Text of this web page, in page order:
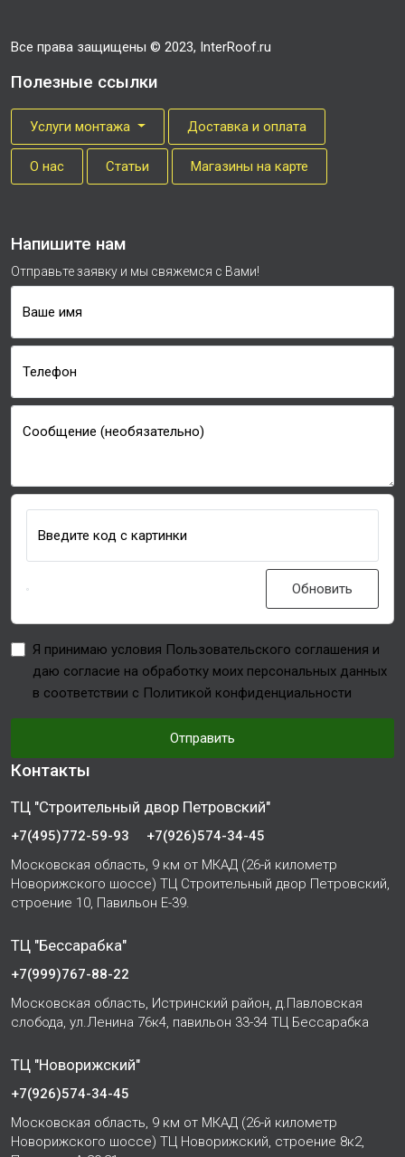
Все права защищены © 2023, InterRoof.ru
Полезные ссылки
Услуги монтажа Доставка и оплата
О нас Cтатьи Магазины на карте
Напишите нам
Отправьте заявку и мы свяжемся с Вами!
Ваше имя
Телефон
Сообщение (необязательно)
Введите код с картинки
Обновить
Я принимаю условия Пользовательского соглашения и
даю согласие на обработку моих персональных данных
в соответствии с Политикой конфиденциальности
Отправить
Контакты
ТЦ "Строительный двор Петровский"
+7(495)772-59-93
+7(926)574-34-45
Московская область, 9 км от МКАД (26-й километр
Новорижского шоссе) ТЦ Строительный двор Петровский,
строение 10, Павильон Е-39.
ТЦ "Бессарабка"
+7(999)767-88-22
Московская область, Истринский район, д.Павловская
слобода, ул.Ленина 76к4, павильон 33-34 ТЦ Бессарабка
ТЦ "Новорижский"
+7(926)574-34-45
Московская область, 9 км от МКАД (26-й километр
Новорижского шоссе) ТЦ Новорижский, строение 8к2,